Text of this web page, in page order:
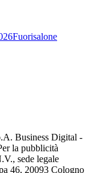
Fuorisalone
Business Digital -
la pubblicità
sede legale
46, 20093 Cologno